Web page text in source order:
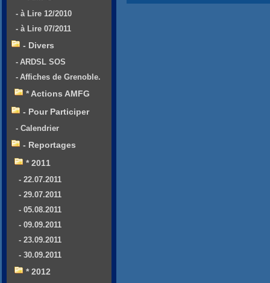
- à Lire 12/2010
- à Lire 07/2011
- Divers
- ARDSL SOS
- Affiches de Grenoble.
* Actions AMFG
- Pour Participer
- Calendrier
- Reportages
* 2011
- 22.07.2011
- 29.07.2011
- 05.08.2011
- 09.09.2011
- 23.09.2011
- 30.09.2011
* 2012